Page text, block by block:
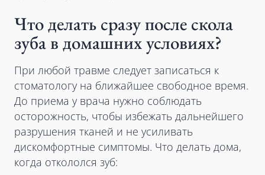
Что делать сразу после скола
зуба в домашних условиях?
При любой травме следует записаться к
стоматологу на ближайшее свободное время.
До приема у врача нужно соблюдать
осторожность, чтобы избежать дальнейшего
разрушения тканей и не усиливать
дискомфортные симптомы. Что делать дома,
когда откололся зуб: